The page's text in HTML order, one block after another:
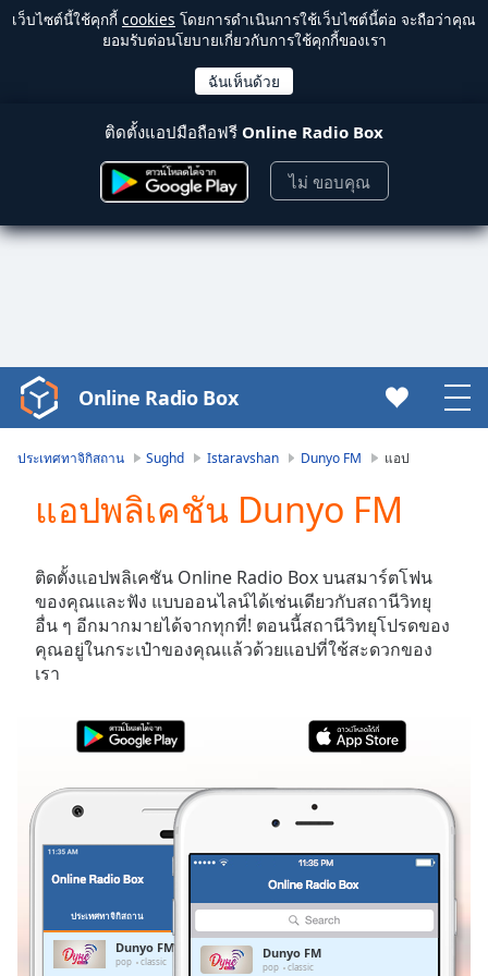
เว็บไซต์นี้ใช้คุกกี้ cookies โดยการดำเนินการใช้เว็บไซต์นี้ต่อ จะถือว่าคุณ
ยอมรับต่อนโยบายเกี่ยวกับการใช้คุกกี้ของเรา
ติดตั้งแอปมือถือฟรี Online Radio Box
ไม่ ขอบคุณ
Video
Player
Play
Video
Skip
Backward
Skip
Forward
Mute
Current
Duration-:-
0.00%
Stream
TypeLIVE
Seek to
LIVE
Remaining
Online Radio Box
ประเทศทาจิกิสถาน Sughd Istaravshan Dunyo FM แอป
แอปพลิเคชัน Dunyo FM
ติดตั้งแอปพลิเคชัน Online Radio Box บนสมาร์ตโฟน
ของคุณและฟัง แบบออนไลน์ได้เช่นเดียวกับสถานีวิทยุ
อื่น ๆ อีกมากมายได้จากทุกที่! ตอนนี้สถานีวิทยุโปรดของ
คุณอยู่ในกระเป๋าของคุณแล้วด้วยแอปที่ใช้สะดวกของ
เรา
ประเทศทาจิกิสถาน
Dunyo FM
pop classic
Dunyo FM
pop classic